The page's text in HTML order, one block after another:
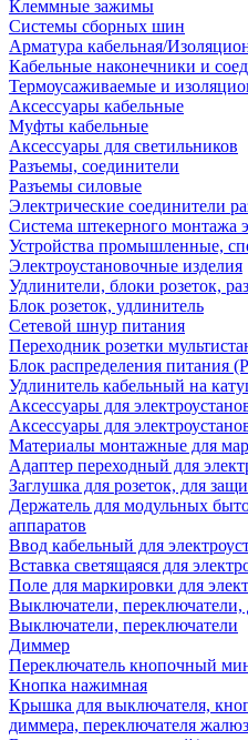
Клеммные зажимы
Системы сборных шин
Арматура кабельная/
Кабельные наконечники и
Термоусаживаемые и
Аксессуары кабельные
Муфты кабельные
Аксессуары для светильников
Разъемы, соединители
Разъемы силовые
Электрические соединители
Система штекерного монтажа
Устройства промышленные,
Электроустановочные изделия
Удлинители, блоки розеток,
Блок розеток, удлинитель
Сетевой шнур питания
Переходник розетки
Блок распределения питания
Удлинитель кабельный на
Аксессуары для
Аксессуары для
Материалы монтажные для
Адаптер переходный для
Заглушка для розеток, для
Держатель для модульных
аппаратов
Ввод кабельный для
Вставка светящаяся для
Поле для маркировки для
Выключатели,
Выключатели, переключатели
Диммер
Переключатель кнопочный
Кнопка нажимная
Крышка для выключателя,
диммера, переключателя